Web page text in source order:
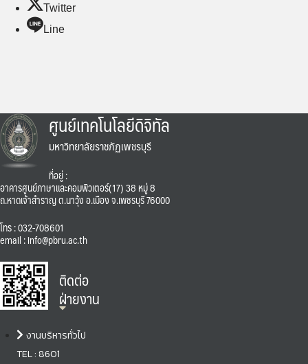
Twitter
Line
ศูนย์เทคโนโลยีดิจิทัล
มหาวิทยาลัยราชภัฏเพชรบุรี
ที่อยู่ :
อาคารศูนย์ภาษาและคอมพิวเตอร์(17) 38 หมู่ 8
ถ.หาดเจ้าสำราญ ต.นาวุ้ง อ.เมือง จ.เพชรบุรี 76000
โทร : 032-708601
email : info@pbru.ac.th
ติดต่อ
ฝ่ายงาน
งานบริหารทั่วไป
TEL : 8601